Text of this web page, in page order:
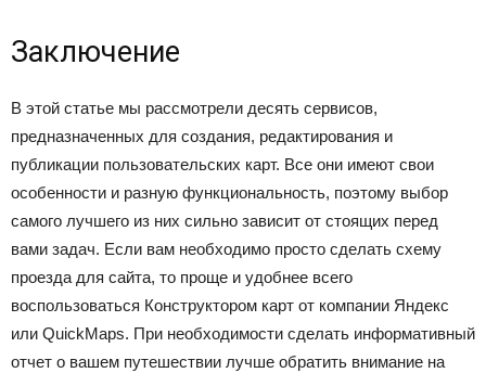
Заключение
В этой статье мы рассмотрели десять сервисов,
предназначенных для создания, редактирования и
публикации пользовательских карт. Все они имеют свои
особенности и разную функциональность, поэтому выбор
самого лучшего из них сильно зависит от стоящих перед
вами задач. Если вам необходимо просто сделать схему
проезда для сайта, то проще и удобнее всего
воспользоваться Конструктором карт от компании Яндекс
или QuickMaps. При необходимости сделать информативный
отчет о вашем путешествии лучше обратить внимание на